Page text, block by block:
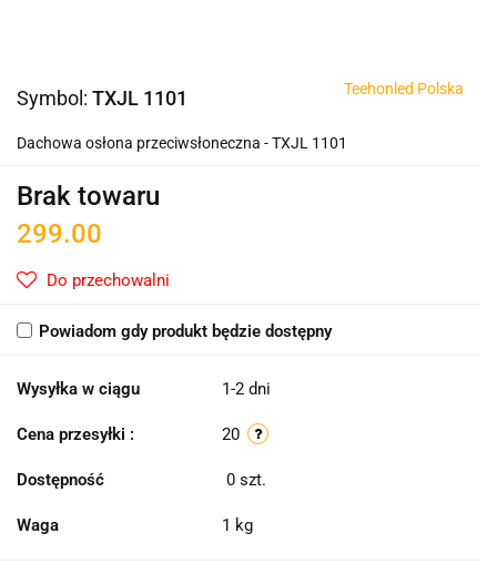
Symbol: TXJL 1101 Teehonled Polska
Dachowa osłona przeciwsłoneczna - TXJL 1101
Brak towaru
299.00
Do przechowalni
Powiadom gdy produkt będzie dostępny
Wysyłka w ciągu 1-2 dni
Cena przesyłki : 20
Dostępność 0 szt.
Waga 1 kg